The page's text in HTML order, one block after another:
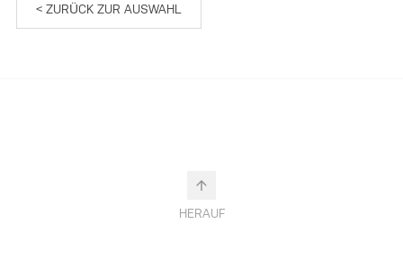
< ZURÜCK ZUR AUSWAHL
HERAUF